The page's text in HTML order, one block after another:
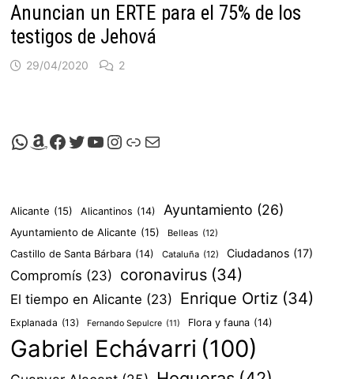
Anuncian un ERTE para el 75% de los
testigos de Jehová
29/04/2020 2
Canal de Whatsapp de Viscalacant
Comprar en Amazon
Facebook de Viscalacant
Twitter de Viscalacant
Canal de Youtube de Viscalacant
Instagram de Viscalacant
Viscalacant en Polkaverse
Correo electrónico
Alicante (15) Alicantinos (14) Ayuntamiento (26)
Ayuntamiento de Alicante (15) Belleas (12)
Castillo de Santa Bárbara (14) Cataluña (12) Ciudadanos (17)
Compromís (23) coronavirus (34)
El tiempo en Alicante (23) Enrique Ortiz (34)
Explanada (13) Fernando Sepulcre (11) Flora y fauna (14)
Gabriel Echávarri (100)